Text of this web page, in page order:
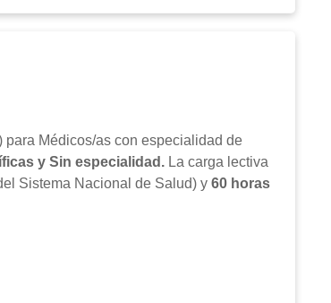
Médicos/as con especialidad de
y Sin especialidad . La carga lectiva
Sistema Nacional de Salud) y 60 horas